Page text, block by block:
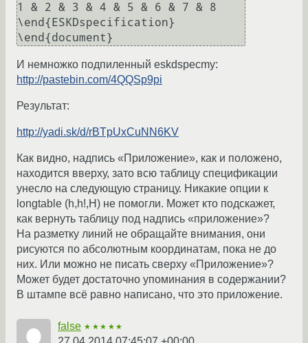
1 & 2 & 3 & 4 & 5 & 6 & 7 & 8
\end{ESKDspecification}
\end{document}
И немножко подпиленный eskdspecmy:
http://pastebin.com/4QQSp9pi
Результат:
http://yadi.sk/d/rBTpUxCuNN6KV
Как видно, надпись «Приложение», как и положено,
находится вверху, зато всю таблицу спецификации
унесло на следующую страницу. Никакие опции к
longtable (h,h!,H) не помогли. Может кто подскажет,
как вернуть таблицу под надпись «приложение»?
На разметку линий не обращайте внимания, они
рисуются по абсолютным координатам, пока не до
них. Или можно не писать сверху «Приложение»?
Может будет достаточно упоминания в содержании?
В штампе всё равно написано, что это приложение.
false ★★★★★